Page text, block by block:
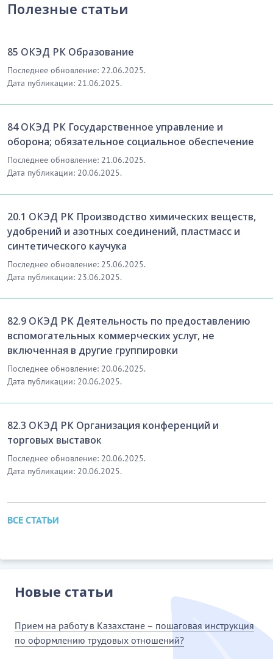
адам немесе жануарлар мәйіттерін жерлеу
кремацияға дайындау және бальзамдау және
жерлеу бюросының қызметтерін көрсету;
жерлеу немесе кремациялау; жабдықталған
(96.03.0 қараңыз)
86.90.9- Денсаулық сақтау саласындағы басқа
топтамаларға енгізілмеген өзге де қызмет
Бұл ішкі класқа:
ауруханалық ұйымдар және емдеуші
дәрігерлер немесе стоматологтар жүзеге
асырмайтын денсаулық сақтау саласындағы
қызмет: медбикелердің, акушерлердің,
сөйлеу жүйесінің ақауларын емдеу, аяққа емдік
күтім жасау, гомеопатия, мануалдық терапия,
инемен емдеу және т.б. саласындағы басқа да
орта медицина персоналының қызметі
ұйымдарында және өзге де бірлестіктерде
жұмыс істеп тұрған медпункттерде,
ауруханалардан басқа стационарлық емдеу
мекемелерінде, сондай-ақ жеке консультация
немесе басқа да жерлерде жүзеге асырылуы
мүмкін.
стоматологиялық кабинеттердегі медициналық
бикелер мен стоматологиялық профиль
дәрігерінің тұрақты бақылауымен өздігінен
жұмыс істей алатын және гигиенист-
стоматологтар сияқты орта медициналық
Полезные статьи
85 ОКЭД РК Образование
Последнее обновление: 22.06.2025.
Дата публикации: 21.06.2025.
84 ОКЭД РК Государственное управление и
оборона; обязательное социальное обеспечение
Последнее обновление: 21.06.2025.
Дата публикации: 20.06.2025.
20.1 ОКЭД РК Производство химических веществ,
удобрений и азотных соединений, пластмасс и
синтетического каучука
Последнее обновление: 25.06.2025.
Дата публикации: 23.06.2025.
82.9 ОКЭД РК Деятельность по предоставлению
вспомогательных коммерческих услуг, не
включенная в другие группировки
Последнее обновление: 20.06.2025.
Дата публикации: 20.06.2025.
82.3 ОКЭД РК Организация конференций и
торговых выставок
Последнее обновление: 20.06.2025.
Дата публикации: 20.06.2025.
ВСЕ СТАТЬИ
Новые статьи
Прием на работу в Казахстане – пошаговая инструкция
по оформлению трудовых отношений?